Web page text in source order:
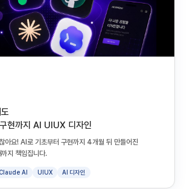
현까지 AI UIUX 디자인
아요! AI로 기초부터 구현까지 4개월 뒤 만들어진
지 책임집니다.
Claude AI UIUX AI 디자인